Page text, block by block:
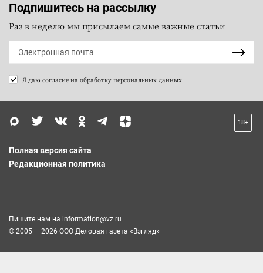
Подпишитесь на рассылку
Раз в неделю мы присылаем самые важные статьи
Я даю согласие на обработку персональных данных
18+
Полная версия сайта
Редакционная политика
Пишите нам на information@vz.ru
© 2005 — 2026 ООО Деловая газета «Взгляд»